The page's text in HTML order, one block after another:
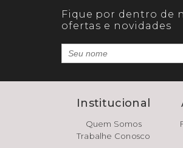
Fique por dentro de
ofertas e novidades
Institucional
Quem Somos
Trabalhe Conosco